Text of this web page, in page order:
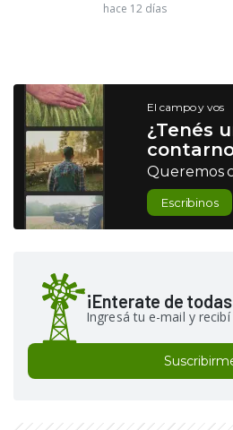
hace 12 días
El campo y vos
¿Tenés
Queremos
Escribinos
¡Enterate de
Ingresá tu e-mail y